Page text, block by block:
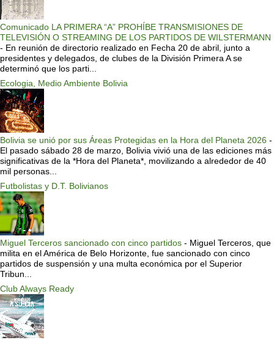
Comunicado LA PRIMERA “A” PROHÍBE TRANSMISIONES DE
TELEVISIÓN O STREAMING DE LOS PARTIDOS DE WILSTERMANN
- En reunión de directorio realizado en Fecha 20 de abril, junto a
presidentes y delegados, de clubes de la División Primera A se
determinó que los parti...
Ecologia, Medio Ambiente Bolivia
Bolivia se unió por sus Áreas Protegidas en la Hora del Planeta 2026 -
El pasado sábado 28 de marzo, Bolivia vivió una de las ediciones más
significativas de la *Hora del Planeta*, movilizando a alrededor de 40
mil personas...
Futbolistas y D.T. Bolivianos
Miguel Terceros sancionado con cinco partidos - Miguel Terceros, que
milita en el América de Belo Horizonte, fue sancionado con cinco
partidos de suspensión y una multa económica por el Superior
Tribun...
Club Always Ready